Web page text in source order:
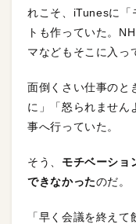
れこそ、iTunesに「
トも作っていた。
マなどもそこに入っ
面倒くさい仕事のと
に」「怒られません
事へ行っていた。
そう、 モチベーショ
できなかったのだ。
「早く会議を終え